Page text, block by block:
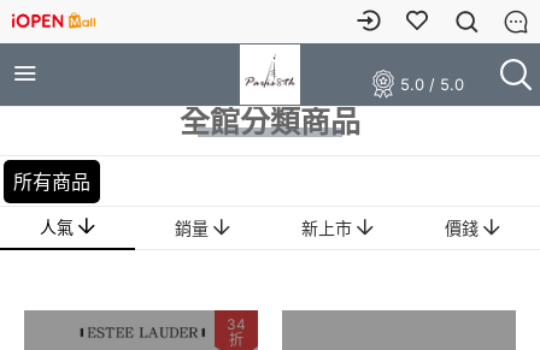
5.0 / 5.0
全館分類商品
所有商品
人氣 銷量 新上市 價錢
34
折